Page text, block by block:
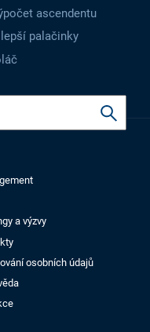
ascendentu
palačinky
a výzvy
osobních údajů